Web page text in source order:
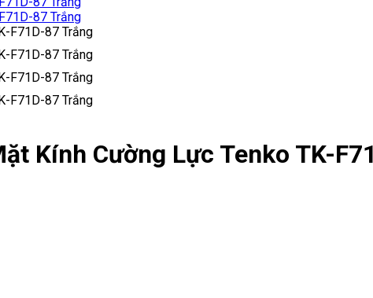
Kính Cường Lực Tenko TK-